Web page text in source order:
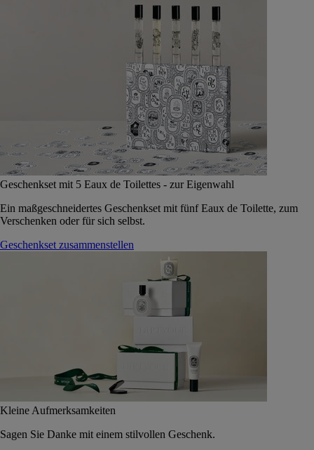
Geschenkset mit 5 Eaux de Toilettes - zur Eigenwahl
Ein maßgeschneidertes Geschenkset mit fünf Eaux de Toilette, zum
Verschenken oder für sich selbst.
Geschenkset zusammenstellen
Kleine Aufmerksamkeiten
Sagen Sie Danke mit einem stilvollen Geschenk.